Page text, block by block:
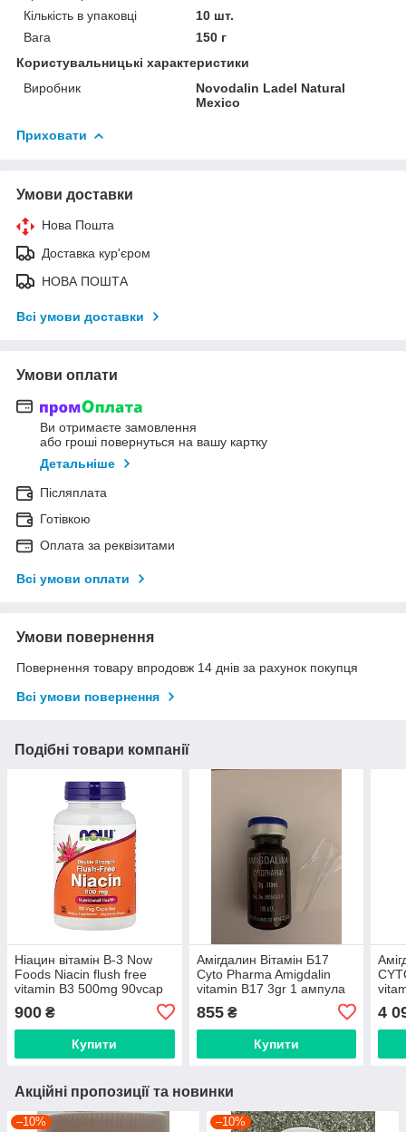
Кількість в упаковці
10 шт.
Вага
150 г
Користувальницькі характеристики
Виробник
Novodalin Ladel Natural
Mexico
Приховати
Умови доставки
Нова Пошта
Доставка кур'єром
НОВА ПОШТА
Всі умови доставки
Умови оплати
Ви отримаєте замовлення
або гроші повернуться на вашу картку
Детальніше
Післяплата
Готівкою
Оплата за реквізитами
Всі умови оплати
Умови повернення
Повернення товару впродовж 14 днів за рахунок покупця
Всі умови повернення
Подібні товари компанії
Ніацин вітамін B-3 Now
Foods Niacin flush free
vitamin B3 500mg 90vcap
900 ₴
Купити
Амігдалин Вітамін Б17
Cyto Pharma Amigdalin
vitamin B17 3gr 1 ампула
855₴
Купити
4
Акційні пропозиції та новинки
–10% –10%